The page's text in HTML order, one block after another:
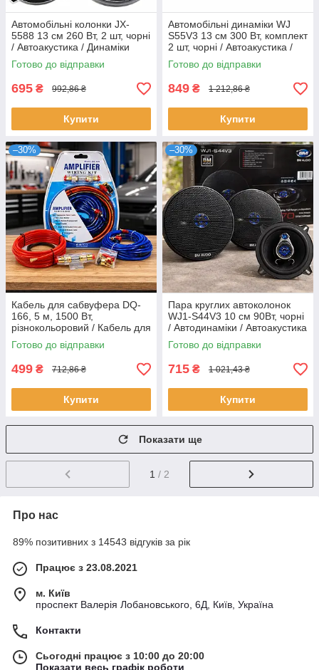
Автомобільні колонки JX-
5588 13 см 260 Вт, 2 шт, чорні
/ Автоакустика / Динаміки
Готово до відправки
695 ₴ 992,86 ₴
Купити
Автомобільні динаміки WJ
S55V3 13 см 300 Вт, комплект
2 шт, чорні / Автоакустика /
Динаміки
Готово до відправки
849 ₴ 1 212,86 ₴
Купити
–30%
Кабель для сабвуфера DQ-
166, 5 м, 1500 Вт,
різнокольоровий / Кабель для
сабвуфера / Провід для
підсилювача
Готово до відправки
499 ₴ 712,86 ₴
Купити
–30%
Пара круглих автоколонок
WJ1-S44V3 10 см 90Вт, чорні
/ Автодинаміки / Автоакустика
Готово до відправки
715 ₴ 1 021,43 ₴
Купити
Показати ще
1 / 2
Про нас
89% позитивних з 14543 відгуків за рік
Працює з 23.08.2021
м. Київ
проспект Валерія Лобановського, 6Д, Київ, Україна
Контакти
Сьогодні працює з 10:00 до 20:00
Показати весь графік роботи